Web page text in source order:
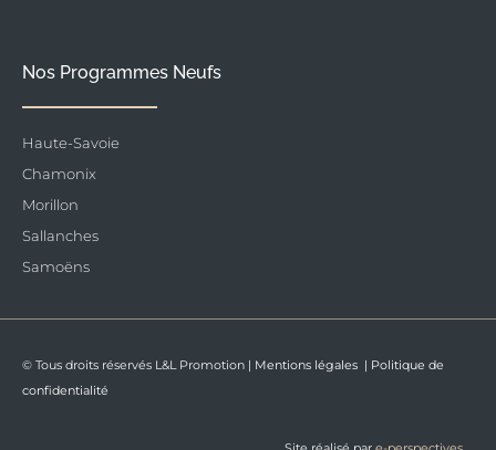
Nos Programmes Neufs
Haute-Savoie
Chamonix
Morillon
Sallanches
Samoëns
© Tous droits réservés L&L Promotion | Mentions légales | Politique de
confidentialité